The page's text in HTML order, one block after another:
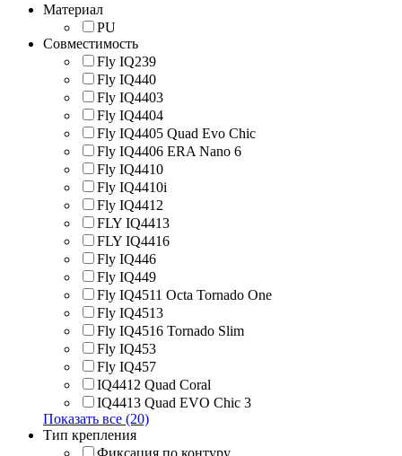
Материал
PU
Совместимость
Fly IQ239
Fly IQ440
Fly IQ4403
Fly IQ4404
Fly IQ4405 Quad Evo Chic
Fly IQ4406 ERA Nano 6
Fly IQ4410
Fly IQ4410i
Fly IQ4412
FLY IQ4413
FLY IQ4416
Fly IQ446
Fly IQ449
Fly IQ4511 Octa Tornado One
Fly IQ4513
Fly IQ4516 Tornado Slim
Fly IQ453
Fly IQ457
IQ4412 Quad Coral
IQ4413 Quad EVO Chic 3
Показать все (20)
Тип крепления
Фиксация по контуру